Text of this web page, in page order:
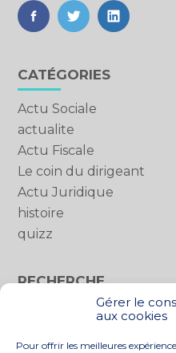
Gérer le
aux cookies
Pour offrir les meilleures
FaceBook
TwitterLinkedIn
Blog
sidebar
CATÉGORIES
Actu Sociale
actualite
Actu Fiscale
Le coin du dirigeant
Actu Juridique
histoire
quizz
RECHERCHE
Rechercher :